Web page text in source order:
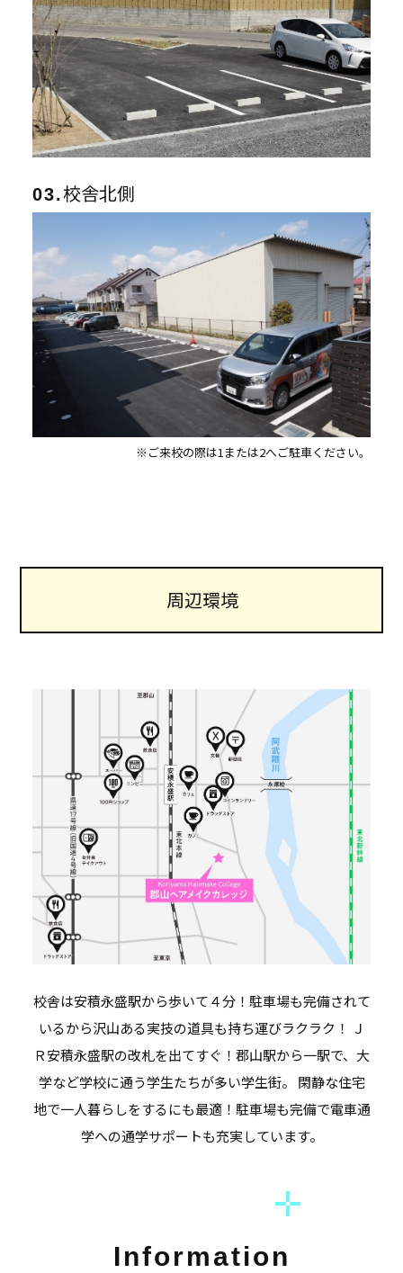
03.校舎北側
※ご来校の際は1または2へご駐車ください。
周辺環境
校舎は安積永盛駅から歩いて４分！駐車場も完備されて
いるから沢山ある実技の道具も持ち運びラクラク！ Ｊ
Ｒ安積永盛駅の改札を出てすぐ！郡山駅から一駅で、大
学など学校に通う学生たちが多い学生街。 閑静な住宅
地で一人暮らしをするにも最適！駐車場も完備で電車通
学への通学サポートも充実しています。
Information